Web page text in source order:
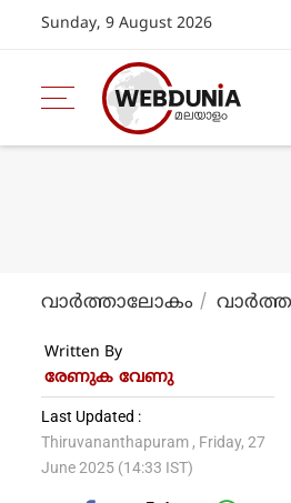
Sunday, 9 August 2026
വാര്‍ത്താലോകം വാര്‍ത്ത
Written By
രേണുക വേണു
Last Updated :
Thiruvananthapuram , Friday, 27
June 2025 (14:33 IST)